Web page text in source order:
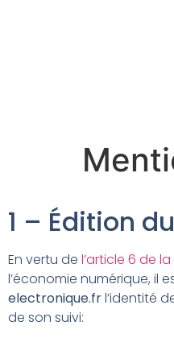
1 – Édition
En vertu de l’article 6 de
l’économie numérique, il
electronique.frl’identité
de son suivi: